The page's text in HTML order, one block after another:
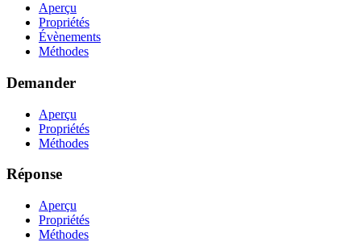
Aperçu
Propriétés
Évènements
Méthodes
Demander
Aperçu
Propriétés
Méthodes
Réponse
Aperçu
Propriétés
Méthodes